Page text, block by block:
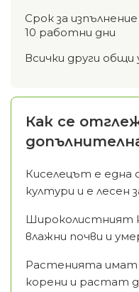
Срок за
10 работни дни
Всички други общи
Как се
Киселецът е една
култури и е лесен
Широколистният
влажни почви и
Растенията имат
корени и растат